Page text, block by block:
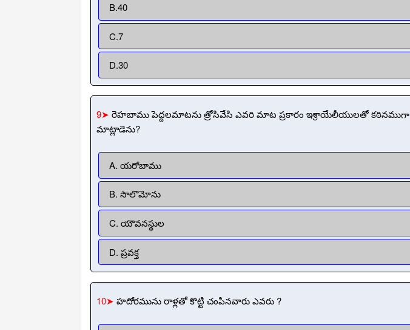
B.40
C.7
D.30
9➤ రెహబాము పెద్దలమాటను త్రోసివేసి ఎవరి మాట ప్రకారం ఇశ్రాయేలీయులతో కఠినముగా
మాట్లాడెను?
A. యరోబాము
B. సొలొమోను
C. యౌవనస్థుల
D. ప్రవక్త
10➤ హదోరమును రాళ్లతో కొట్టి చంపినవారు ఎవరు ?